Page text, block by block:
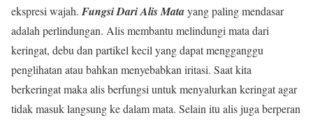
ekspresi wajah. Fungsi Dari Alis Matayang paling mendasar
adalah perlindungan. Alis membantu melindungi mata dari
keringat, debu dan partikel kecil yang dapat mengganggu
penglihatan atau bahkan menyebabkan iritasi. Saat kita
berkeringat maka alis berfungsi untuk menyalurkan keringat agar
tidak masuk langsung ke dalam mata. Selain itu alis juga berperan